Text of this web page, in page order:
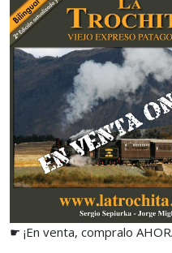
☛ ¡En venta, compralo